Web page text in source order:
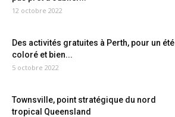
12 octobre 2022
Des activités gratuites à Perth, pour un été
coloré et bien...
5 octobre 2022
Townsville, point stratégique du nord
tropical Queensland